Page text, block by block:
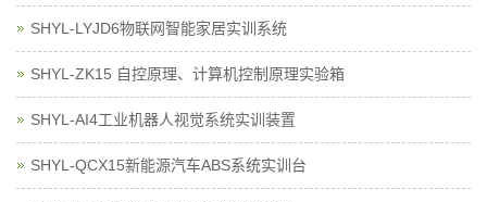
SHYL-LYJD6物联网智能家居实训系统
SHYL-ZK15 自控原理、计算机控制原理实验箱
SHYL-AI4工业机器人视觉系统实训装置
SHYL-QCX15新能源汽车ABS系统实训台